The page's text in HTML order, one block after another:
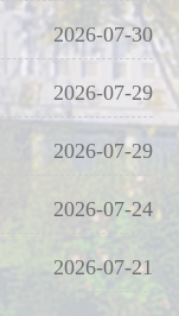
2026-07-30
2026-07-29
2026-07-29
2026-07-24
2026-07-21